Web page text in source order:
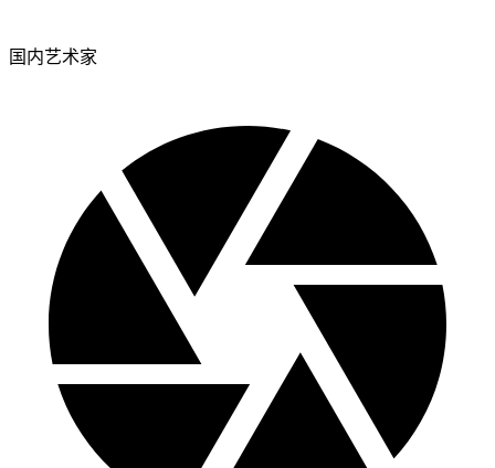
国内艺术家